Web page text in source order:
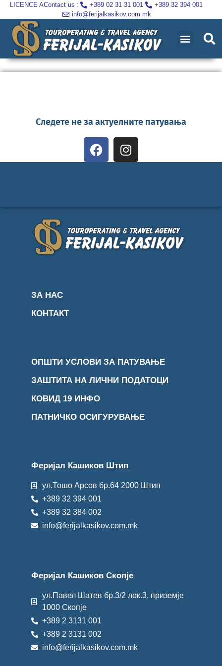
LICENCE AContact us : +389 02 31 31 001
+389 32 394 001
info@ferijalkasikov.com.mk
Следете не за актуелните патувања
ЗА НАС
КОНТАКТ
ОПШТИ УСЛОВИ ЗА ПАТУВАЊЕ
ЗАШТИТА НА ЛИЧНИ ПОДАТОЦИ
КОВИД 19 ИНФО
ПАТНИЧКО ОСИГУРУВАЊЕ
Феријал Кашиков Штип
ул.Тошо Арсов бр.64 2000 Штип
+389 32 394 001
+389 32 384 002
info@ferijalkasikov.com.mk
Феријал Кашиков Скопје
ул.Павел Шатев бр.3/2 лок.3, приземје
1000 Скопје
+389 2 3131 001
+389 2 3131 002
info@ferijalkasikov.com.mk